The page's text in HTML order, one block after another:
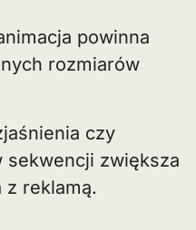
powinna
rozmiarów
czy
sekwencji zwiększa
z reklamą.